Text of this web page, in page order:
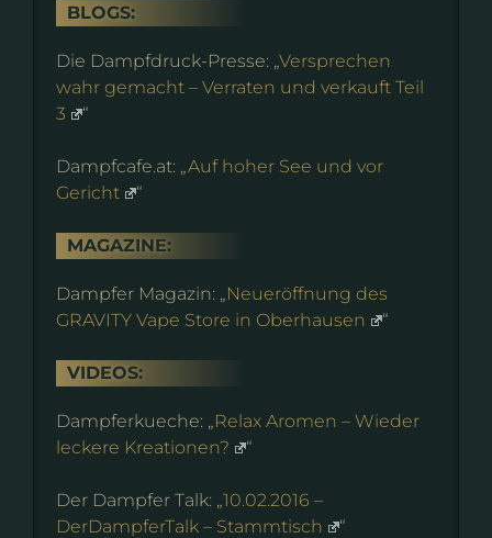
BLOGS:
Die Dampfdruck-Presse: „Versprechen
wahr gemacht – Verraten und verkauft Teil
3
“
Dampfcafe.at: „ Auf hoher See und vor
Gericht
“
MAGAZINE:
Dampfer Magazin: „ Neueröffnung des
GRAVITY Vape Store in Oberhausen
“
VIDEOS:
Dampferkueche: „ Relax Aromen – Wieder
leckere Kreationen?
“
Der Dampfer Talk: „ 10.02.2016 –
DerDampferTalk – Stammtisch
“